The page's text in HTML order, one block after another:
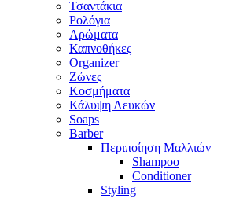
Τσαντάκια
Ρολόγια
Αρώματα
Καπνοθήκες
Organizer
Ζώνες
Κοσμήματα
Κάλυψη Λευκών
Soaps
Barber
Περιποίηση Μαλλιών
Shampoo
Conditioner
Styling